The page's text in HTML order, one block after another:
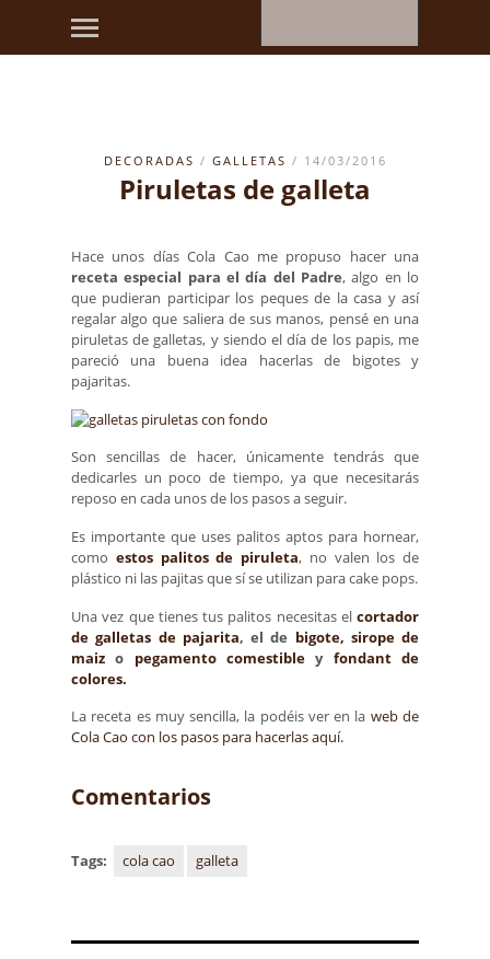
DECORADAS / GALLETAS / 14/03/2016
Piruletas de galleta
Hace unos días Cola Cao me propuso hacer una
receta especial para el día del Padre, algo en lo
que pudieran participar los peques de la casa y así
regalar algo que saliera de sus manos, pensé en una
piruletas de galletas, y siendo el día de los papis, me
pareció una buena idea hacerlas de bigotes y
pajaritas.
Son sencillas de hacer, únicamente tendrás que
dedicarles un poco de tiempo, ya que necesitarás
reposo en cada unos de los pasos a seguir.
Es importante que uses palitos aptos para hornear,
como estos palitos de piruleta, no valen los de
plástico ni las pajitas que sí se utilizan para cake pops.
Una vez que tienes tus palitos necesitas el cortador
de galletas de pajarita, el de bigote, sirope de
maiz o pegamento comestible y fondant de
colores.
La receta es muy sencilla, la podéis ver en la web de
Cola Cao con los pasos para hacerlas aquí.
Comentarios
Tags: cola cao galleta